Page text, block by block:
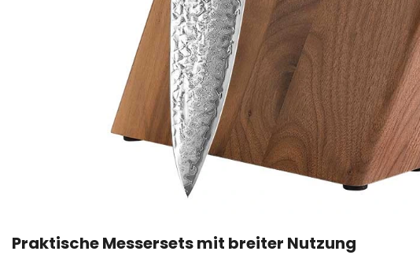
Praktische Messersets mit breiter Nutzung